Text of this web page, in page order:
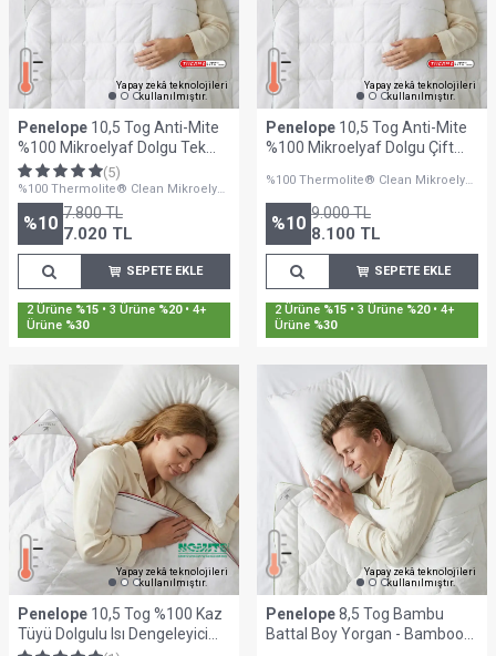
Yapay zekâ teknolojileri
kullanılmıştır.
Penelope 10,5 Tog Anti-Mite
%100 Mikroelyaf Dolgu Tek
Kişilik Yorgan - Thermoclean
Serisi
(5)
%100 Thermolite® Clean Mikroelyaf
Dolgulu
%10 7.800TL
7.020 TL
SEPETE EKLE
Sepette %30'a Varan İndirim
Yapay zekâ teknolojileri
kullanılmıştır.
Penelope 10,5 Tog Anti-Mite
%100 Mikroelyaf Dolgu Çift
Serisi
%100 Thermolite® Clean Mikroelyaf
%10 9.000TL
8.100 TL
SEPETE EKLE
Sepette %30'a Varan İndirim
Yapay zekâ teknolojileri
kullanılmıştır.
Penelope 10,5 Tog %100 Kaz
Tüyü Dolgulu Isı Dengeleyici
Yapay zekâ teknolojileri
kullanılmıştır.
Penelope8,5 Tog Bambu
Battal Boy Yorgan - Bamboo